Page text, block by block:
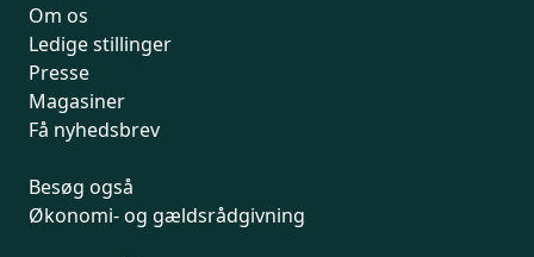
Om os
Ledige stillinger
Presse
Magasiner
Få nyhedsbrev
Besøg også
Økonomi- og gældsrådgivning